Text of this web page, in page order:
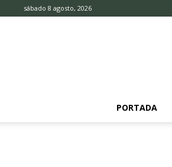
sábado 8 agosto, 2026
PORTADA